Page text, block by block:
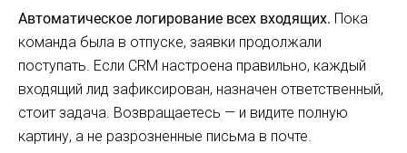
Автоматическое логирование всех входящих. Пока
команда была в отпуске, заявки продолжали
поступать. Если CRM настроена правильно, каждый
входящий лид зафиксирован, назначен ответственный,
стоит задача. Возвращаетесь — и видите полную
картину, а не разрозненные письма в почте.